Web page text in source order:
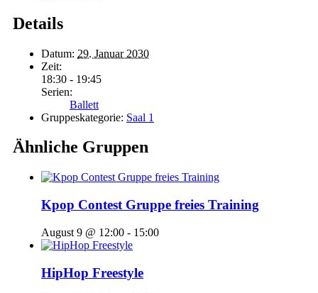
Details
Datum: 29. Januar 2030
Zeit:
18:30 - 19:45
Serien:
Ballett
Gruppeskategorie: Saal 1
Ähnliche Gruppen
Kpop Contest Gruppe freies Training
August 9 @ 12:00 - 15:00
HipHop Freestyle